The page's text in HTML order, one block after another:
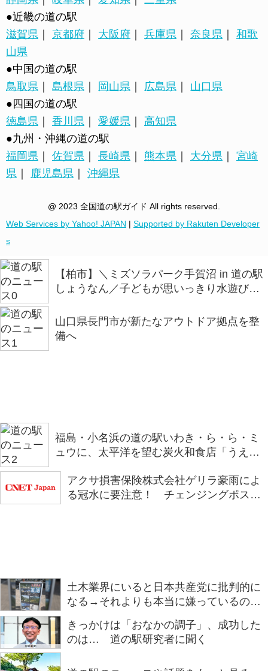
●近畿の道の駅
滋賀県 ｜ 京都府 ｜ 大阪府 ｜ 兵庫県 ｜ 奈良県 ｜ 和歌
山県
●中国の道の駅
鳥取県 ｜ 島根県 ｜ 岡山県 ｜ 広島県 ｜ 山口県
●四国の道の駅
徳島県 ｜ 香川県 ｜ 愛媛県 ｜ 高知県
●九州・沖縄の道の駅
福岡県 ｜ 佐賀県 ｜ 長崎県 ｜ 熊本県 ｜ 大分県 ｜ 宮崎
県 ｜ 鹿児島県 ｜ 沖縄県
@ 2023 全国道の駅ガイド All rights reserved.
Web Services by Yahoo! JAPAN | Supported by Rakuten Developer
s
【柏市】＼ミズソラパーク手賀沼 in 道の駅
しょうなん／子どもが思いっきり水遊びを
山口県長門市が新たなアウトドア拠点を整
備へ
福島・小名浜の道の駅いわき・ら・ら・ミ
ュウに、太平洋を望む炭火和食店「うえの
アクサ損害保険株式会社ゲリラ豪雨によ
る冠水に要注意！ チェンジングポスタ
土木業界にいると日本共産党に批判的に
なる→それよりも本当に嫌っているのは
怒りっぷりなの……。」
きっかけは「おなかの調子」、成功した
のは… 道の駅研究者に聞く